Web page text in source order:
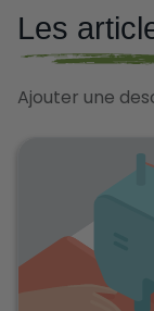
Les
Ajouter une